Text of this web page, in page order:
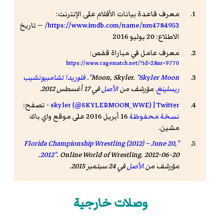
معرف قاعدة بيانات الأفلام على الإنترنت:
https://www.imdb.com/name/nm4784953/ — تاريخ
الاطلاع: 20 يوليو 2016
معرف عامل في مباراة قفص:
https://www.cagematch.net/?id=2&nr=9770
Moon, Skyler. "Skyler Moon"
.فلوريدا تشامبيونشيب
ريسلينغ. مؤرشف منالأصلفي 17 أغسطس 2012
.
skyler (@SKYLERMOON_WWE) | Twitter - تصفح:
نسخة محفوظة
16 أبريل 2016 على موقع واي باك
مشين.
"Florida Championship Wrestling (2012) – June 20,
2012"
. Online World of Wrestling. 2012-06-20.
مؤرشف منالأصلفي 24 سبتمبر 2015.
وصلات خارجية